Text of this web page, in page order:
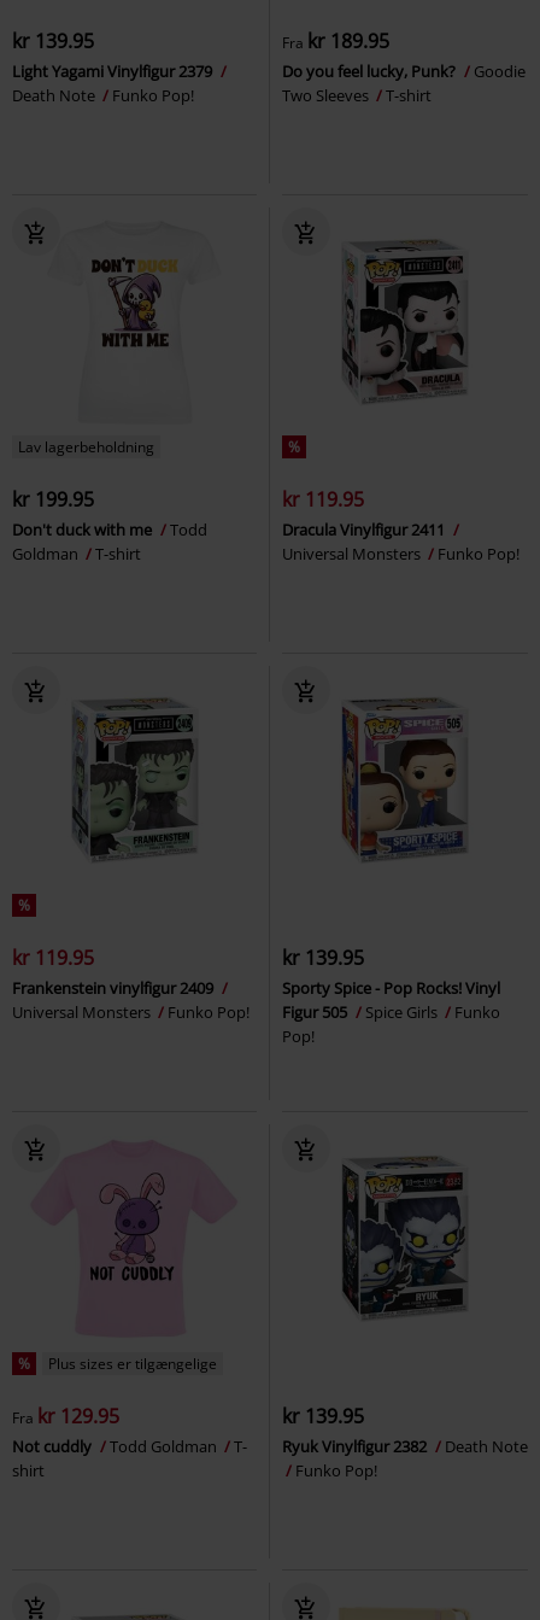
kr 139.95
Light Yagami Vinylfigur 2379
Death Note
Funko Pop!
Fra kr 189.95
Do you feel lucky, Punk?
Goodie
Two Sleeves
T-shirt
Lav lagerbeholdning
kr 199.95
Don't duck with me
Todd
Goldman
T-shirt
%
kr 119.95
Dracula Vinylfigur 2411
Universal Monsters
Funko Pop!
%
kr 119.95
Frankenstein vinylfigur 2409
Universal Monsters
Funko Pop!
kr 139.95
Sporty Spice - Pop Rocks! Vinyl
Figur 505
Spice Girls
Funko
Pop!
% Plus sizes er tilgængelige
Fra kr 129.95
Not cuddly Todd Goldman
T-
shirt
kr 139.95
Ryuk Vinylfigur 2382
Death Note
Funko Pop!